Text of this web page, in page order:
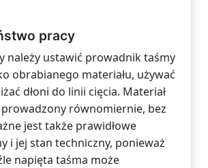
pracy
należy ustawić prowadnik taśmy
obrabianego materiału, używać
dłoni do linii cięcia. Materiał
równomiernie, bez
jest także prawidłowe
i jej stan techniczny, ponieważ
napięta taśma może